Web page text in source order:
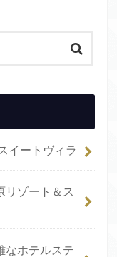
イートヴィラ
リゾート＆ス
なホテルステ